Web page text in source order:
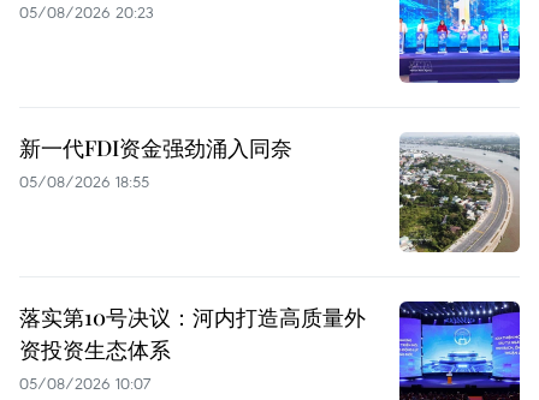
05/08/2026 20:23
新一代FDI资金强劲涌入同奈
05/08/2026 18:55
落实第10号决议：河内打造高质量外
资投资生态体系
05/08/2026 10:07